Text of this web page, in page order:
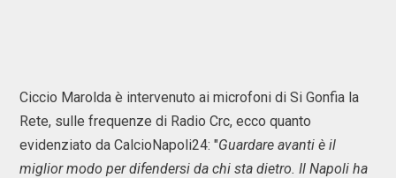
Ciccio Marolda è intervenuto ai microfoni di Si Gonfia la
Rete, sulle frequenze di Radio Crc, ecco quanto
evidenziato da CalcioNapoli24: "Guardare avanti è il
miglior modo per difendersi da chi sta dietro. Il Napoli ha